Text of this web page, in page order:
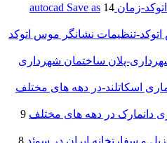
14
تنظیمات نشانگر موس اتوکد
پلان ساختمان شهرداری
اسکاتلند-در دهه های مختلف
دانمارک در دهه های مختلف 9
و سفارتخانه ایران در سوئد 8